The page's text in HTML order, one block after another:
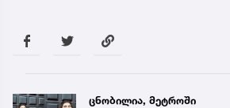
ტრაგედია ხობში -